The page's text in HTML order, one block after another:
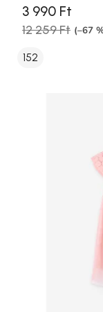
3 990 Ft
12 259 Ft (–67
152